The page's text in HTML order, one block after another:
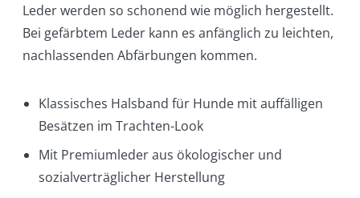
Leder werden so schonend wie möglich hergestellt.
Bei gefärbtem Leder kann es anfänglich zu leichten,
nachlassenden Abfärbungen kommen.
Klassisches Halsband für Hunde mit auffälligen
Besätzen im Trachten-Look
Mit Premiumleder aus ökologischer und
sozialverträglicher Herstellung